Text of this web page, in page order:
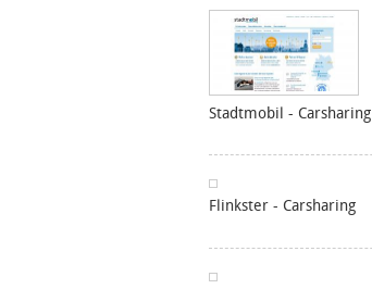
Stadtmobil - Carsharing
Flinkster - Carsharing